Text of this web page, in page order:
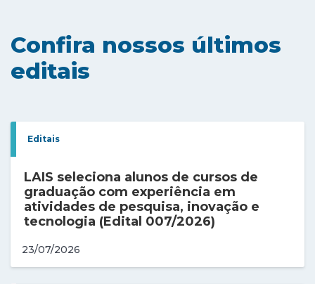
Confira nossos últimos
editais
Editais
LAIS seleciona alunos de cursos de
graduação com experiência em
atividades de pesquisa, inovação e
tecnologia (Edital 007/2026)
23/07/2026